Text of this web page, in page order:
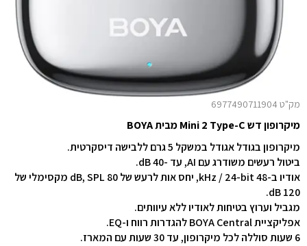
מק"ט 6977490711904
מיקרופון דש Mini 2 Type-C מבית BOYA
מיקרופון בגודל אגודל במשקל 5 גרם ללבישה דיסקרטית.
ביטול רעשים משודרג עם AI, עד -40 dB.
אודיו ב-48 kHz / 24-bit, יחס אות לרעש של 80 dB, SPL מקסימלי של
120 dB.
מגביל וערוץ בטיחות לאודיו ללא עיוותים.
אפליקציית BOYA Central להגדרות רווח ו-EQ.
6 שעות סוללה לכל מיקרופון, עד 30 שעות עם המארז.